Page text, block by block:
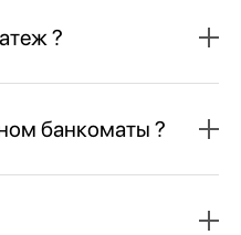
?
банкоматы ?